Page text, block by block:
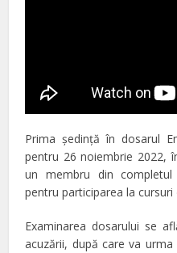
Prima şedinţă în dosarul
pentru 26 noiembrie 2022,
un membru din
pentru participarea la cursuri
Examinarea dosarului se
acuzării, după care va